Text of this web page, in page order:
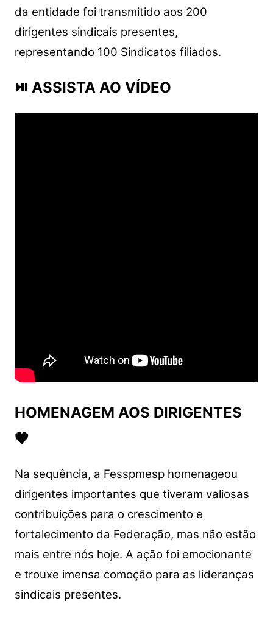
da entidade foi transmitido aos 200
dirigentes sindicais presentes,
representando 100 Sindicatos filiados.
⏯ ASSISTA AO VÍDEO
HOMENAGEM AOS DIRIGENTES
🖤
Na sequência, a Fesspmesp homenageou
dirigentes importantes que tiveram valiosas
contribuições para o crescimento e
fortalecimento da Federação, mas não estão
mais entre nós hoje. A ação foi emocionante
e trouxe imensa comoção para as lideranças
sindicais presentes.